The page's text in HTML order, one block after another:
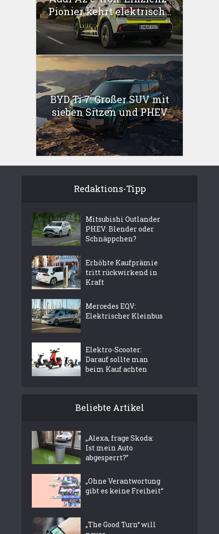
Pionier kehrt elektrisch...
BYD Ti 7: Großer SUV mit
sieben Sitzen und PHEV
Redaktions-Tipp
Mitsubishi Outlander
PHEV: Blender oder
Schnäppchen?
Erhöhte Kaufprämie
tritt rückwirkend in
Kraft
Mercedes EQV:
Elektrischer Kleinbus
Elektro-Scooter:
Darauf sollte man
beim Kauf achten
Beliebte Artikel
„Alexa, frage Skoda:
Ist mein Auto
abgesperrt?”
„Ohne Verantwortung
gibt es keine Freiheit“
„The Good Turn“ will